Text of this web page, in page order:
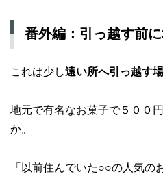
番外編：引っ越す前
これは少し遠い所へ引っ越す
地元で有名なお菓子で５００
か。
「以前住んでいた○○の人気の